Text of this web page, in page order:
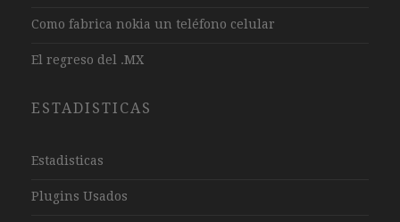
Como fabrica nokia un teléfono celular
El regreso del .MX
ESTADISTICAS
Estadisticas
Plugins Usados